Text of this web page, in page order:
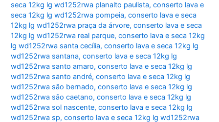
seca 12kg lg wd1252rwa planalto paulista,conserto lava e
seca 12kg lg wd1252rwa pompeia,conserto lava e seca
12kg lg wd1252rwa praça da árvore,conserto lava e seca
12kg lg wd1252rwa real parque,conserto lava e seca 12kg
lg wd1252rwa santa cecília,conserto lava e seca 12kg lg
wd1252rwa santana,conserto lava e seca 12kg lg
wd1252rwa santo amaro,conserto lava e seca 12kg lg
wd1252rwa santo andré,conserto lava e seca 12kg lg
wd1252rwa são bernado,conserto lava e seca 12kg lg
wd1252rwa são caetano,conserto lava e seca 12kg lg
wd1252rwa sol nascente,conserto lava e seca 12kg lg
wd1252rwa sp,conserto lava e seca 12kg lg wd1252rwa